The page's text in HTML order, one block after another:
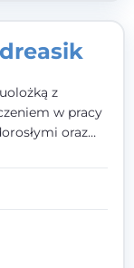
z
w pracy
oraz
zdrowia
życiowych i
w języku
klienta.